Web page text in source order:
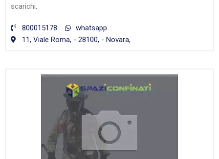
scarichi,
800015178
whatsapp
11, Viale Roma, - 28100, - Novara,